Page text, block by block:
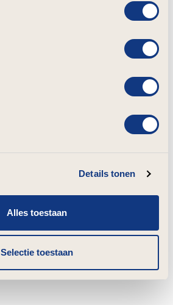
Details tonen
Alles toestaan
Selectie toestaan